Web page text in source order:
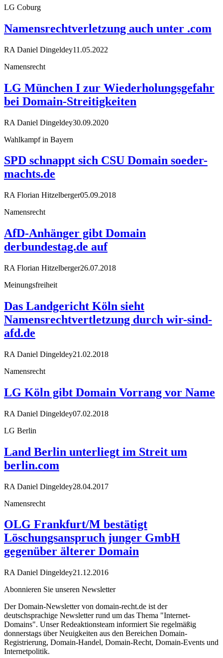
LG Coburg
Namensrechtverletzung auch unter .com
RA Daniel Dingeldey11.05.2022
Namensrecht
LG München I zur Wiederholungsgefahr
bei Domain-Streitigkeiten
RA Daniel Dingeldey30.09.2020
Wahlkampf in Bayern
SPD schnappt sich CSU Domain soeder-
machts.de
RA Florian Hitzelberger05.09.2018
Namensrecht
AfD-Anhänger gibt Domain
derbundestag.de auf
RA Florian Hitzelberger26.07.2018
Meinungsfreiheit
Das Landgericht Köln sieht
Namensrechtvertletzung durch wir-sind-
afd.de
RA Daniel Dingeldey21.02.2018
Namensrecht
LG Köln gibt Domain Vorrang vor Name
RA Daniel Dingeldey07.02.2018
LG Berlin
Land Berlin unterliegt im Streit um
berlin.com
RA Daniel Dingeldey28.04.2017
Namensrecht
OLG Frankfurt/M bestätigt
Löschungsanspruch junger GmbH
gegenüber älterer Domain
RA Daniel Dingeldey21.12.2016
Abonnieren Sie unseren Newsletter
Der Domain-Newsletter von domain-recht.de ist der
deutschsprachige Newsletter rund um das Thema "Internet-
Domains". Unser Redeaktionsteam informiert Sie regelmäßig
donnerstags über Neuigkeiten aus den Bereichen Domain-
Registrierung, Domain-Handel, Domain-Recht, Domain-Events und
Internetpolitik.